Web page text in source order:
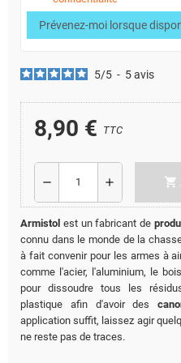
Prévenez-moi lorsque
5/5 - 5avis
8,90 € TTC
remove add shopping_cart
Armistol est un fabricant de
connu dans le monde de la
à fait convenir pour les armes à
comme l'acier, l'aluminium, le
pour dissoudre tous les
plastique afin d'avoir des
application suffit, laissez agir
ne reste pas de traces.